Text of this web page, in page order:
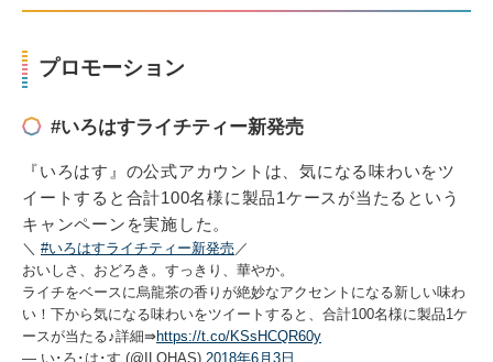
プロモーション
#いろはすライチティー新発売
『いろはす』の公式アカウントは、気になる味わいをツ
イートすると合計100名様に製品1ケースが当たるという
キャンペーンを実施した。
＼ #いろはすライチティー新発売 ／
おいしさ、おどろき。すっきり、華やか。
ライチをベースに烏龍茶の香りが絶妙なアクセントになる新しい味わ
い！下から気になる味わいをツイートすると、合計100名様に製品1ケ
ースが当たる♪詳細⇛https://t.co/KSsHCQR60y
— い･ろ･は･す (@ILOHAS) 2018年6月3日